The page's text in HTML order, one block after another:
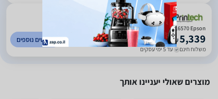
0
(
10
)
EcoTank L6570‎ Epson
₪5,339
משלוח חינם עד 5 ימי עסקים
לפרטים נוספים
מוצרים שאולי יעניינו אותך